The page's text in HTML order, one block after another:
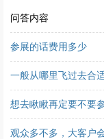
问答内容
参展的话费用多少
一般从哪里飞过去合
想去瞅瞅再定要不要
观众多不多，大客户